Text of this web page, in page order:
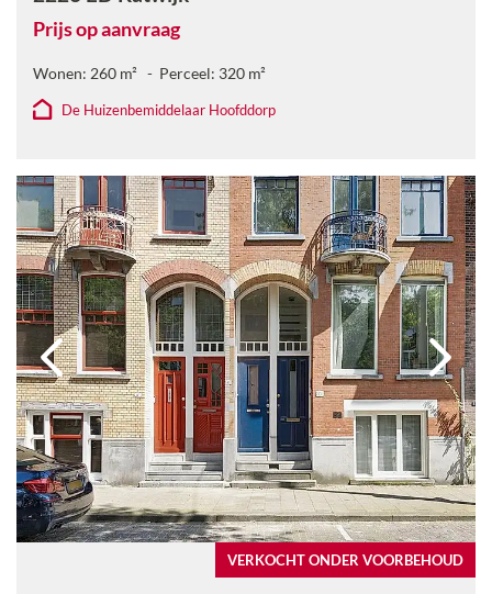
Prijs op aanvraag
Wonen: 260 m² Perceel: 320m²
De Huizenbemiddelaar Hoofddorp
VERKOCHT ONDER VOORBEHOUD